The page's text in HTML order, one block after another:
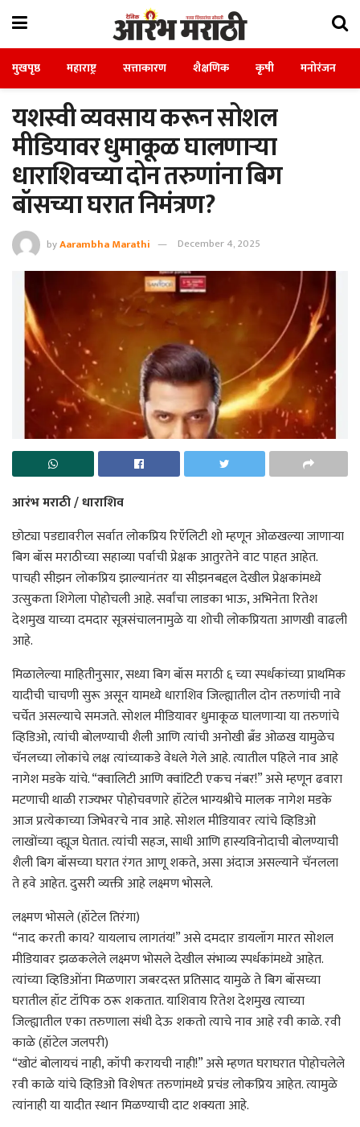
मुखपृष्ठ महाराष्ट्र सत्ताकारण शैक्षणिक कृषी मनोरंजन
यशस्वी व्यवसाय करून सोशल
मीडियावर धुमाकूळ घालणाऱ्या
धाराशिवच्या दोन तरुणांना बिग
बॉसच्या घरात निमंत्रण?
byAarambha Marathi December 4, 2025
आरंभ मराठी / धाराशिव
छोट्या पडद्यावरील सर्वात लोकप्रिय रिऍलिटी शो म्हणून ओळखल्या जाणाऱ्या
बिग बॉस मराठीच्या सहाव्या पर्वाची प्रेक्षक आतुरतेने वाट पाहत आहेत.
पाचही सीझन लोकप्रिय झाल्यानंतर या सीझनबद्दल देखील प्रेक्षकांमध्ये
उत्सुकता शिगेला पोहोचली आहे. सर्वांचा लाडका भाऊ, अभिनेता रितेश
देशमुख याच्या दमदार सूत्रसंचालनामुळे या शोची लोकप्रियता आणखी वाढली
आहे.
मिळालेल्या माहितीनुसार, सध्या बिग बॉस मराठी ६ च्या स्पर्धकांच्या प्राथमिक
यादीची चाचणी सुरू असून यामध्ये धाराशिव जिल्ह्यातील दोन तरुणांची नावे
चर्चेत असल्याचे समजते. सोशल मीडियावर धुमाकूळ घालणाऱ्या या तरुणांचे
व्हिडिओ, त्यांची बोलण्याची शैली आणि त्यांची अनोखी ब्रँड ओळख यामुळेच
चॅनलच्या लोकांचे लक्ष त्यांच्याकडे वेधले गेले आहे. त्यातील पहिले नाव आहे
नागेश मडके यांचे. “क्वालिटी आणि क्वांटिटी एकच नंबर!” असे म्हणून ढवारा
मटणाची थाळी राज्यभर पोहोचवणारे हॉटेल भाग्यश्रीचे मालक नागेश मडके
आज प्रत्येकाच्या जिभेवरचे नाव आहे. सोशल मीडियावर त्यांचे व्हिडिओ
लाखोंच्या व्ह्यूज घेतात. त्यांची सहज, साधी आणि हास्यविनोदाची बोलण्याची
शैली बिग बॉसच्या घरात रंगत आणू शकते, असा अंदाज असल्याने चॅनलला
ते हवे आहेत. दुसरी व्यक्ती आहे लक्ष्मण भोसले.
लक्ष्मण भोसले (हॉटेल तिरंगा)
“नाद करती काय? यायलाच लागतंय!” असे दमदार डायलॉग मारत सोशल
मीडियावर झळकलेले लक्ष्मण भोसले देखील संभाव्य स्पर्धकांमध्ये आहेत.
त्यांच्या व्हिडिओंना मिळणारा जबरदस्त प्रतिसाद यामुळे ते बिग बॉसच्या
घरातील हॉट टॉपिक ठरू शकतात. याशिवाय रितेश देशमुख त्याच्या
जिल्ह्यातील एका तरुणाला संधी देऊ शकतो त्याचे नाव आहे रवी काळे. रवी
काळे (हॉटेल जलपरी)
“खोटं बोलायचं नाही, कॉपी करायची नाही!” असे म्हणत घराघरात पोहोचलेले
रवी काळे यांचे व्हिडिओ विशेषतः तरुणांमध्ये प्रचंड लोकप्रिय आहेत. त्यामुळे
त्यांनाही या यादीत स्थान मिळण्याची दाट शक्यता आहे.